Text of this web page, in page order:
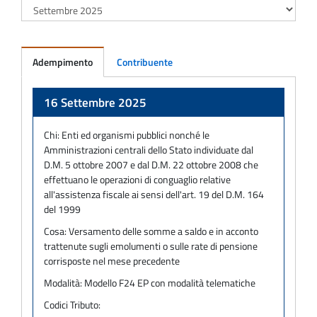
Adempimento Contribuente
16 Settembre 2025
Chi: Enti ed organismi pubblici nonché le
Amministrazioni centrali dello Stato individuate dal
D.M. 5 ottobre 2007 e dal D.M. 22 ottobre 2008 che
effettuano le operazioni di conguaglio relative
all'assistenza fiscale ai sensi dell'art. 19 del D.M. 164
del 1999
Cosa:Versamento delle somme a saldo e in acconto
trattenute sugli emolumenti o sulle rate di pensione
corrisposte nel mese precedente
Modalità: Modello F24 EP con modalità telematiche
Codici Tributo: